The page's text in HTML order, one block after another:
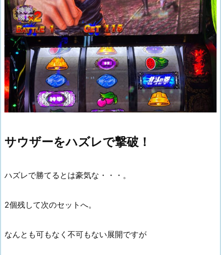
サウザーをハズレで撃破！
ハズレで勝てるとは豪気な・・・。
2個残して次のセットへ。
なんとも可もなく不可もない展開ですが